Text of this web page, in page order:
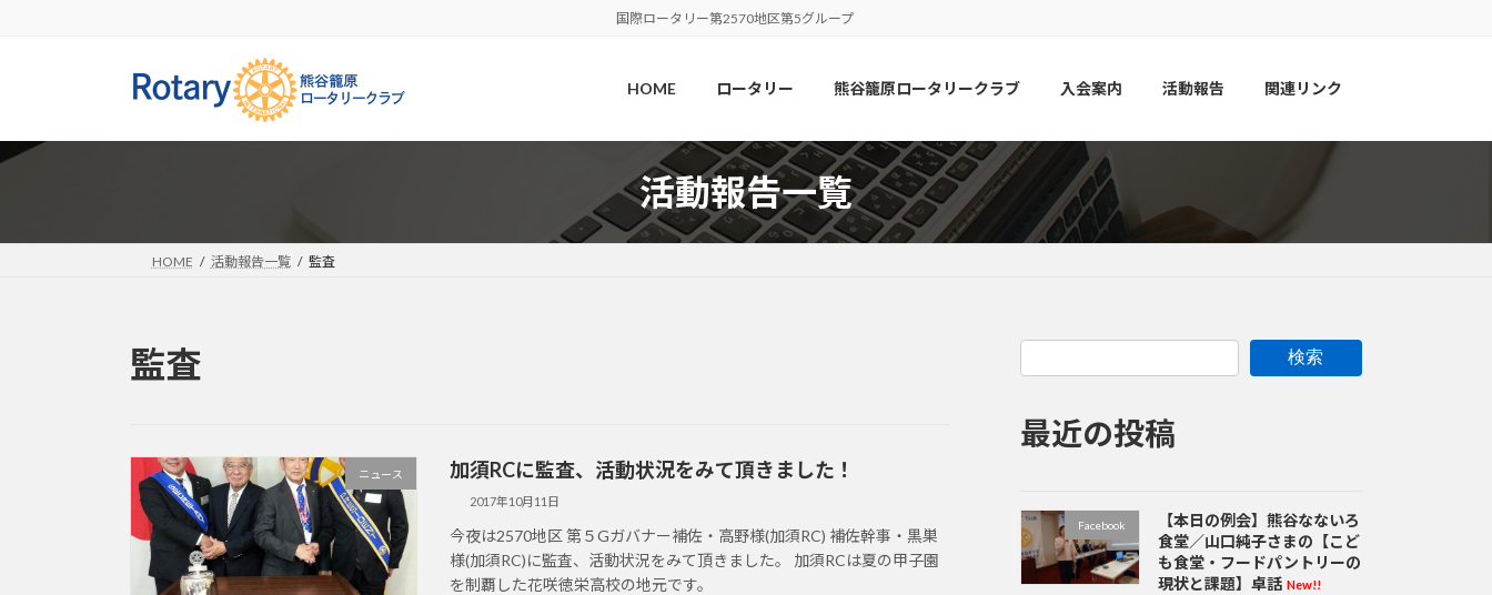
へ
ョ
国際ロータリー第2570地区第5グループ
HOME ロータリー 熊谷籠原ロータリークラブ 入会案内 活動報告 関連リンク
活動報告一覧
HOME 活動報告一覧 監査
監査
ニュース 加須RCに監査、活動状況をみて頂きました！
2017年10月11日
今夜は2570地区 第５Gガバナー補佐・高野様(加須RC) 補佐幹事・黒巣
様(加須RC)に監査、活動状況をみて頂きました。 加須RCは夏の甲子園
を制覇した花咲徳栄高校の地元です。
検索
最近の投稿
Facebook
【本日の例会】熊谷なないろ
食堂／山口純子さまの【こど
も食堂・フードパントリーの
現状と課題】卓話 New!!